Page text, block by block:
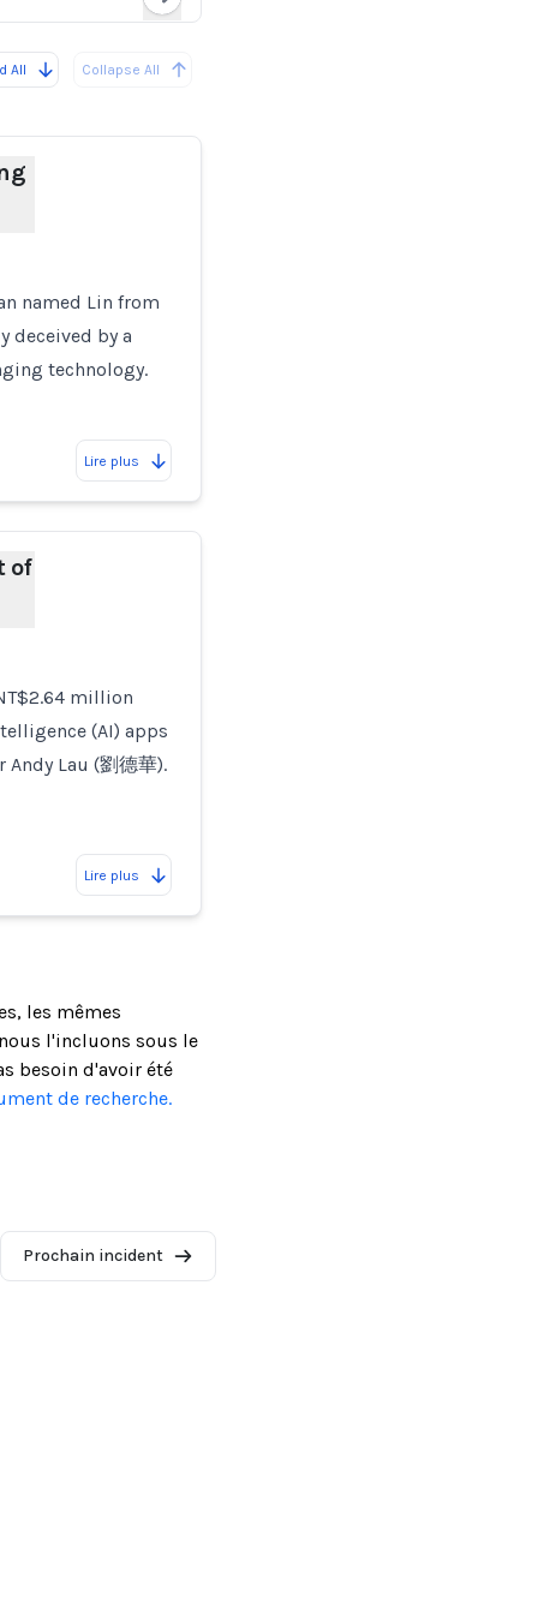
All Collapse All
named Lin from
deceived by a
technology.
Lire plus
of
million
(AI) apps
Lau (劉德華).
Lire plus
les mêmes
l'incluons sous le
besoin d'avoir été
de recherche.
Prochain incident